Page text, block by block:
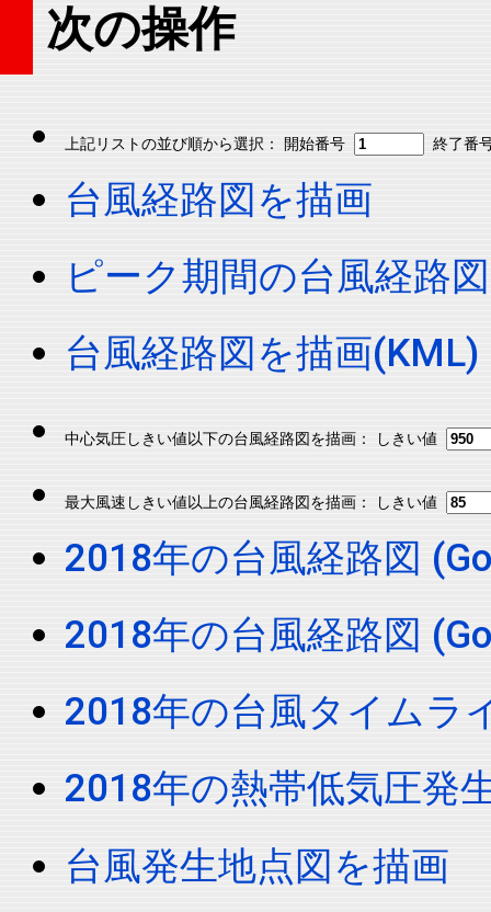
次の操作
上記リストの並び順から選択： 開始番号 終了番
台風経路図を描画
ピーク期間の台風経路
台風経路図を描画(KML)
中心気圧しきい値以下の台風経路図を描画： しきい値
最大風速しきい値以上の台風経路図を描画： しきい値
2018年の台風経路図
2018年の台風経路図
2018年の台風タイムラ
2018年の熱帯低気圧発
台風発生地点図を描画